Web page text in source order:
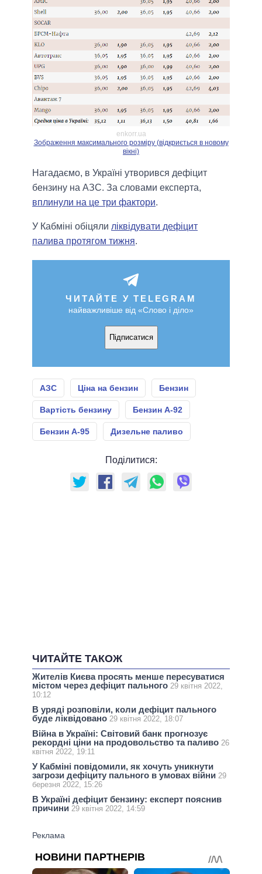
enkorr.ua
Зображення максимального розміру (відкриється в новому
вікні)
Нагадаємо, в Україні утворився дефіцит
бензину на АЗС. За словами експерта,
вплинули на це три фактори.
У Кабміні обіцяли ліквідувати дефіцит
палива протягом тижня.
ЧИТАЙТЕ У TELEGRAM
найважливіше від «Слово і діло»
Підписатися
АЗС Ціна на бензин Бензин
Вартість бензину Бензин А-92
Бензин А-95 Дизельне паливо
Поділитися:
ЧИТАЙТЕ ТАКОЖ
Жителів Києва просять менше пересуватися
містом через дефіцит пального 29 квітня 2022,
10:12
В уряді розповіли, коли дефіцит пального
буде ліквідовано 29 квітня 2022, 18:07
Війна в Україні: Світовий банк прогнозує
рекордні ціни на продовольство та паливо 26
квітня 2022, 19:11
У Кабміні повідомили, як хочуть уникнути
загрози дефіциту пального в умовах війни 29
березня 2022, 15:26
В Україні дефіцит бензину: експерт пояснив
причини 29 квітня 2022, 14:59